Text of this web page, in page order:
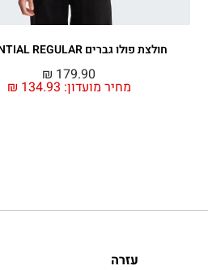
חולצת פולו גברים ESSENTIAL REGULAR
מחיר מועדון: ₪ 134.93
₪ 179.90
עזרה